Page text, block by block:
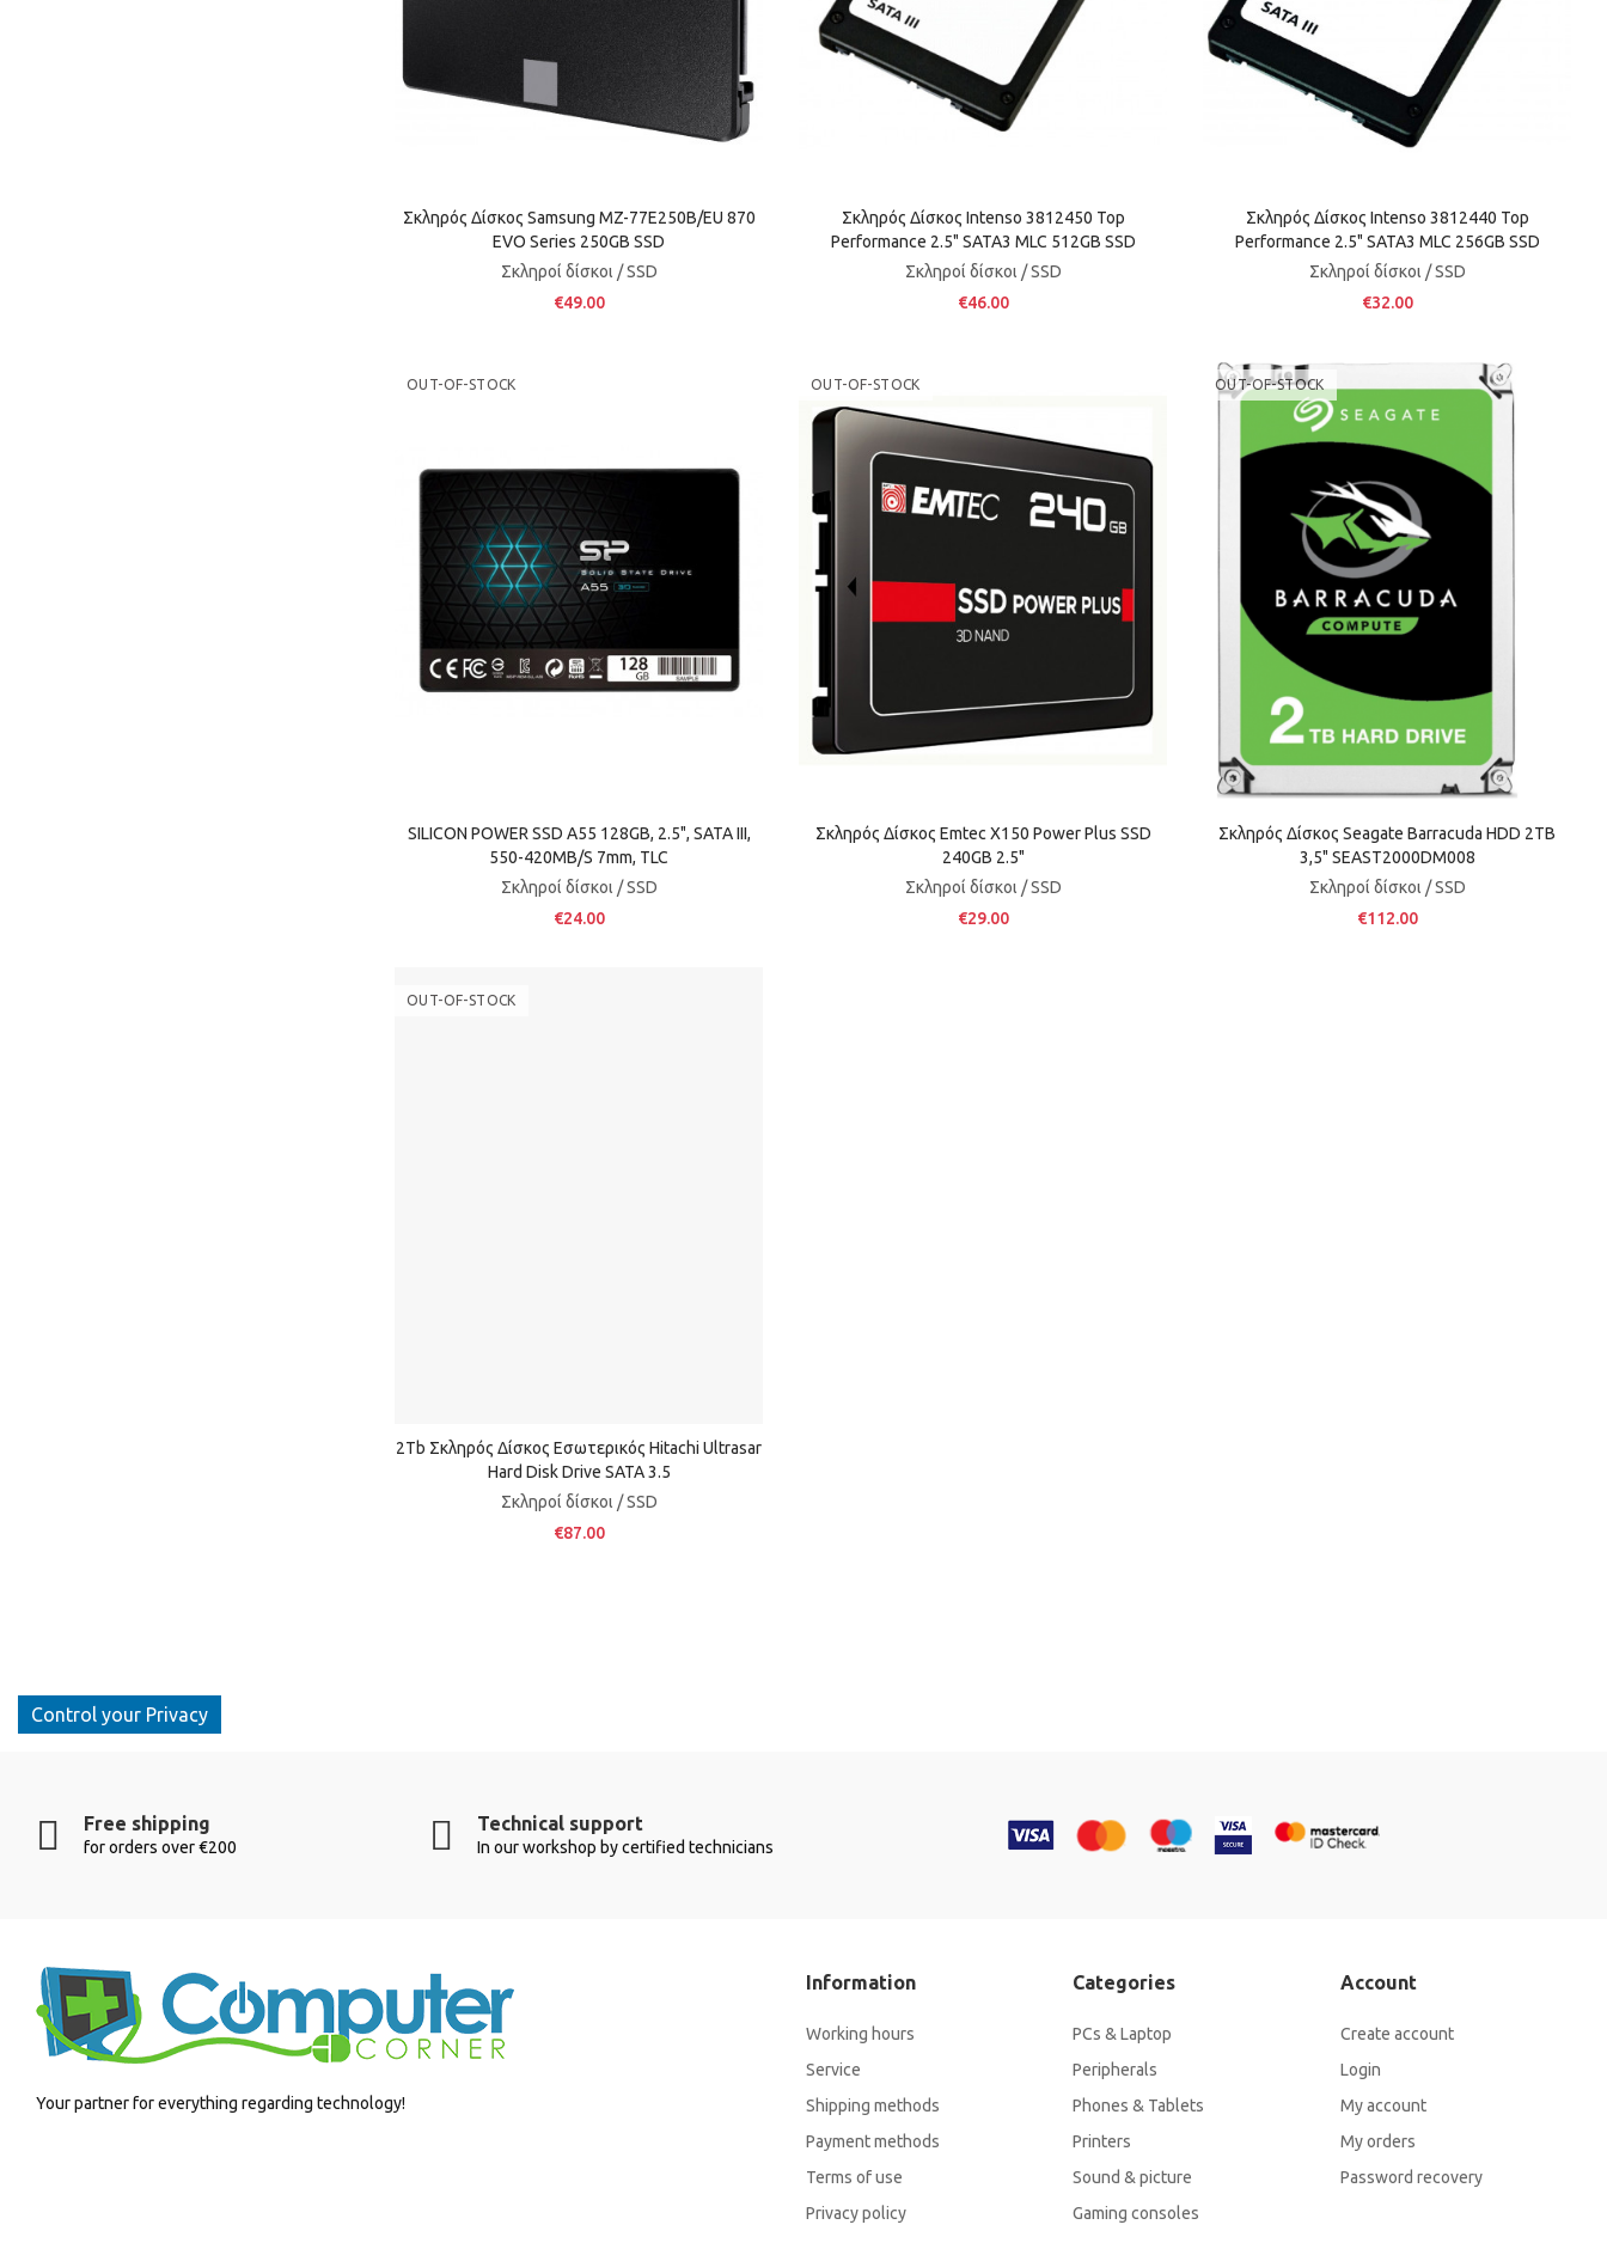
Σκληρός Δίσκος Samsung MZ-77E250B/EU 870
EVO Series 250GB SSD
Σκληροί δίσκοι / SSD
€49.00
Σκληρός Δίσκος Intenso 3812450 Top
Performance 2.5" SATA3 MLC 512GB SSD
Σκληροί δίσκοι / SSD
€46.00
Σκληρός Δίσκος Intenso 3812440 Top
Performance 2.5" SATA3 MLC 256GB SSD
Σκληροί δίσκοι / SSD
€32.00
OUT-OF-STOCK
SILICON POWER SSD A55 128GB, 2.5", SATA III,
550-420MB/s 7mm, TLC
Σκληροί δίσκοι / SSD
€24.00
OUT-OF-STOCK
Σκληρός Δίσκος Emtec X150 Power Plus SSD
240GB 2.5"
Σκληροί δίσκοι / SSD
€29.00
OUT-OF-STOCK
Σκληρός Δίσκος Seagate Barracuda HDD 2TB
3,5" SEAST2000DM008
Σκληροί δίσκοι / SSD
€112.00
OUT-OF-STOCK
2Tb Σκληρός Δίσκος Εσωτερικός Hitachi Ultrasar
Hard Disk Drive SATA 3.5
Σκληροί δίσκοι / SSD
€87.00
Control your Privacy
Free shipping
for orders over €200
Technical support
In our workshop by certified technicians
Your partner for everything regarding technology!
Information
Working hours
Service
Shipping methods
Payment methods
Terms of use
Privacy policy
Categories
PCs & Laptop
Peripherals
Phones & Tablets
Printers
Sound & picture
Gaming consoles
Account
Create account
Login
My account
My orders
Password recovery